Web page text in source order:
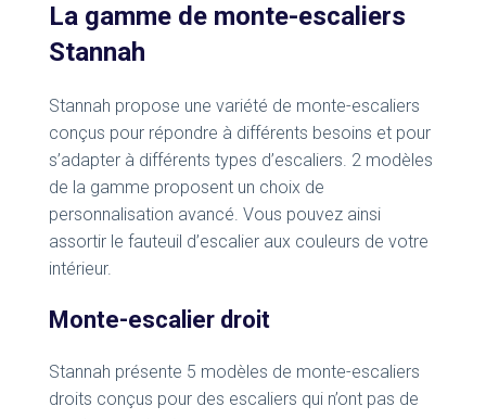
La gamme de monte-escaliers
Stannah
Stannah propose une variété de monte-escaliers
conçus pour répondre à différents besoins et pour
s’adapter à différents types d’escaliers. 2 modèles
de la gamme proposent un choix de
personnalisation avancé. Vous pouvez ainsi
assortir le fauteuil d’escalier aux couleurs de votre
intérieur.
Monte-escalier droit
Stannah présente 5 modèles de monte-escaliers
droits conçus pour des escaliers qui n’ont pas de